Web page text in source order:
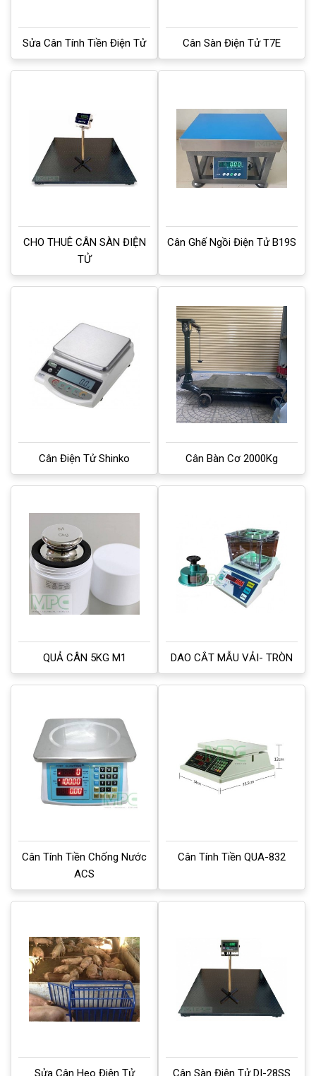
Sửa Cân Tính Tiền Điện Tử Cân Sàn Điện Tử T7E
CHO THUÊ CÂN SÀN ĐIỆN
TỬ
Cân Ghế Ngồi Điện Tử B19S
Cân Điện Tử Shinko Cân Bàn Cơ 2000Kg
QUẢ CÂN 5KG M1 DAO CẮT MẪU VẢI- TRÒN
Cân Tính Tiền Chống Nước
ACS
Cân Tính Tiền QUA-832
Sửa Cân Heo Điện Tử Cân Sàn Điện Tử DI-28SS